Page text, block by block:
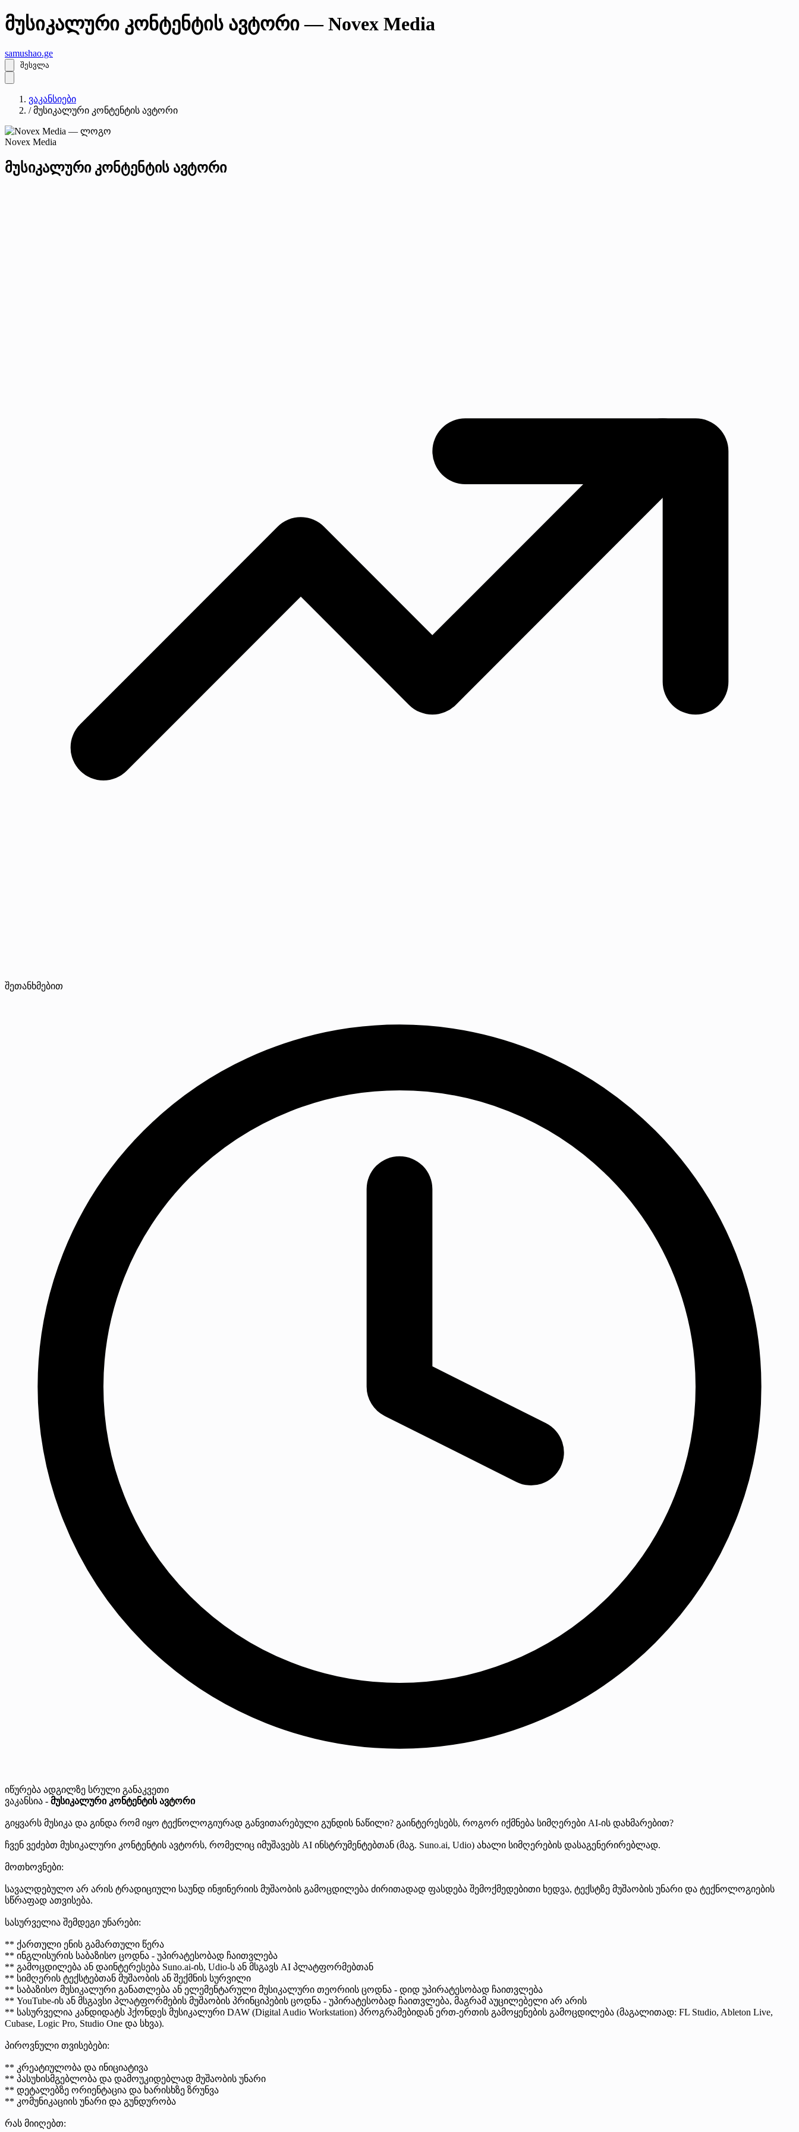
მუსიკალური კონტენტის ავტორი — Novex Media
samushao.ge
შესვლა
ვაკანსიები
/ მუსიკალური კონტენტის ავტორი
Novex Media
მუსიკალური კონტენტის ავტორი
შეთანხმებით
იწურება ადგილზე სრული განაკვეთი
ვაკანსია - მუსიკალური კონტენტის ავტორი
გიყვარს მუსიკა და გინდა რომ იყო ტექნოლოგიურად განვითარებული გუნდის ნაწილი? გაინტერესებს, როგორ იქმნება სიმღერები AI-ის დახმარებით?
ჩვენ ვეძებთ მუსიკალური კონტენტის ავტორს, რომელიც იმუშავებს AI ინსტრუმენტებთან (მაგ. Suno.ai, Udio) ახალი სიმღერების დასაგენერირებლად.
მოთხოვნები:
სავალდებულო არ არის ტრადიციული საუნდ ინჟინერიის მუშაობის გამოცდილება ძირითადად ფასდება შემოქმედებითი ხედვა, ტექსტზე მუშაობის უნარი და ტექნოლოგიების
სწრაფად ათვისება.
სასურველია შემდეგი უნარები:
** ქართული ენის გამართული წერა
** ინგლისურის საბაზისო ცოდნა - უპირატესობად ჩაითვლება
** გამოცდილება ან დაინტერესება Suno.ai-ის, Udio-ს ან მსგავს AI პლატფორმებთან
** სიმღერის ტექსტებთან მუშაობის ან შექმნის სურვილი
** საბაზისო მუსიკალური განათლება ან ელემენტარული მუსიკალური თეორიის ცოდნა - დიდ უპირატესობად ჩაითვლება
** YouTube-ის ან მსგავსი პლატფორმების მუშაობის პრინციპების ცოდნა - უპირატესობად ჩაითვლება, მაგრამ აუცილებელი არ არის
** სასურველია კანდიდატს ჰქონდეს მუსიკალური DAW (Digital Audio Workstation) პროგრამებიდან ერთ-ერთის გამოყენების გამოცდილება (მაგალითად: FL Studio, Ableton Live,
Cubase, Logic Pro, Studio One და სხვა).
პიროვნული თვისებები:
** კრეატიულობა და ინიციატივა
** პასუხისმგებლობა და დამოუკიდებლად მუშაობის უნარი
** დეტალებზე ორიენტაცია და ხარისხზე ზრუნვა
** კომუნიკაციის უნარი და გუნდურობა
რას მიიღებთ: